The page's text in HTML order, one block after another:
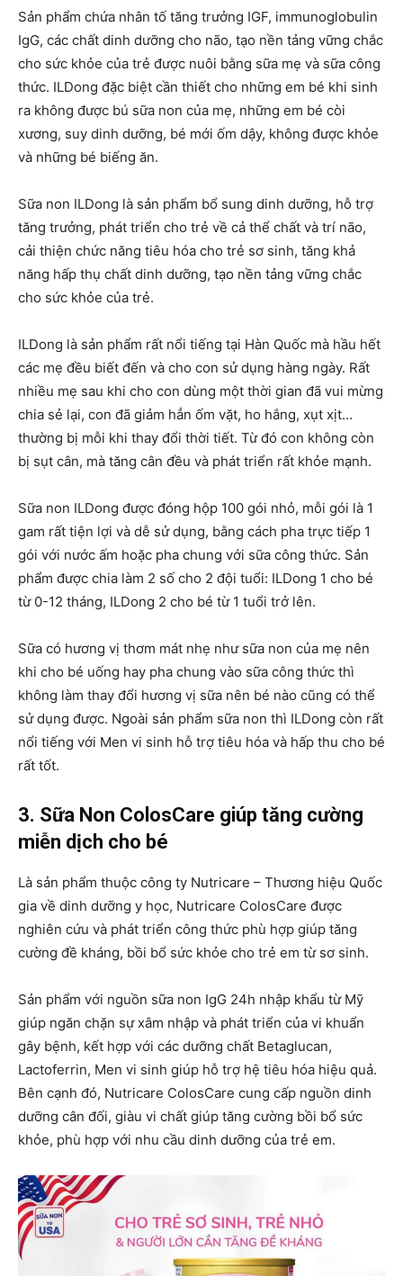
Sản phẩm chứa nhân tố tăng trưởng IGF, immunoglobulin
IgG, các chất dinh dưỡng cho não, tạo nền tảng vững chắc
cho sức khỏe của trẻ được nuôi bằng sữa mẹ và sữa công
thức. ILDong đặc biệt cần thiết cho những em bé khi sinh
ra không được bú sữa non của mẹ, những em bé còi
xương, suy dinh dưỡng, bé mới ốm dậy, không được khỏe
và những bé biếng ăn.
Sữa non ILDong là sản phẩm bổ sung dinh dưỡng, hỗ trợ
tăng trưởng, phát triển cho trẻ về cả thể chất và trí não,
cải thiện chức năng tiêu hóa cho trẻ sơ sinh, tăng khả
năng hấp thụ chất dinh dưỡng, tạo nền tảng vững chắc
cho sức khỏe của trẻ.
ILDong là sản phẩm rất nổi tiếng tại Hàn Quốc mà hầu hết
các mẹ đều biết đến và cho con sử dụng hàng ngày. Rất
nhiều mẹ sau khi cho con dùng một thời gian đã vui mừng
chia sẻ lại, con đã giảm hẳn ốm vặt, ho hắng, xụt xịt…
thường bị mỗi khi thay đổi thời tiết. Từ đó con không còn
bị sụt cân, mà tăng cân đều và phát triển rất khỏe mạnh.
Sữa non ILDong được đóng hộp 100 gói nhỏ, mỗi gói là 1
gam rất tiện lợi và dễ sử dụng, bằng cách pha trực tiếp 1
gói với nước ấm hoặc pha chung với sữa công thức. Sản
phẩm được chia làm 2 số cho 2 đội tuổi: ILDong 1 cho bé
từ 0-12 tháng, ILDong 2 cho bé từ 1 tuổi trở lên.
Sữa có hương vị thơm mát nhẹ như sữa non của mẹ nên
khi cho bé uống hay pha chung vào sữa công thức thì
không làm thay đổi hương vị sữa nên bé nào cũng có thể
sử dụng được. Ngoài sản phẩm sữa non thì ILDong còn rất
nổi tiếng với Men vi sinh hỗ trợ tiêu hóa và hấp thu cho bé
rất tốt.
3. Sữa Non ColosCare giúp tăng cường
miễn dịch cho bé
Là sản phẩm thuộc công ty Nutricare – Thương hiệu Quốc
gia về dinh dưỡng y học, Nutricare ColosCare được
nghiên cứu và phát triển công thức phù hợp giúp tăng
cường đề kháng, bồi bổ sức khỏe cho trẻ em từ sơ sinh.
Sản phẩm với nguồn sữa non IgG 24h nhập khẩu từ Mỹ
giúp ngăn chặn sự xâm nhập và phát triển của vi khuẩn
gây bệnh, kết hợp với các dưỡng chất Betaglucan,
Lactoferrin, Men vi sinh giúp hỗ trợ hệ tiêu hóa hiệu quả.
Bên cạnh đó, Nutricare ColosCare cung cấp nguồn dinh
dưỡng cân đối, giàu vi chất giúp tăng cường bồi bổ sức
khỏe, phù hợp với nhu cầu dinh dưỡng của trẻ em.